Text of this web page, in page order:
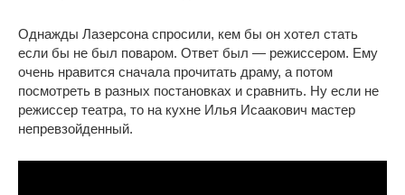
Однажды Лазерсона спросили, кем бы он хотел стать
если бы не был поваром. Ответ был — режиссером. Ему
очень нравится сначала прочитать драму, а потом
посмотреть в разных постановках и сравнить. Ну если не
режиссер театра, то на кухне Илья Исаакович мастер
непревзойденный.